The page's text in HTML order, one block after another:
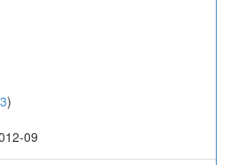
)
09